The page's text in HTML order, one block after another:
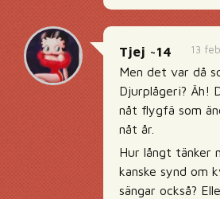
13
Tjej ~14
Men det var då
Djurplågeri? Äh!
nåt flygfä som
nåt år.
Hur långt tänker
kanske synd om
sängar också?